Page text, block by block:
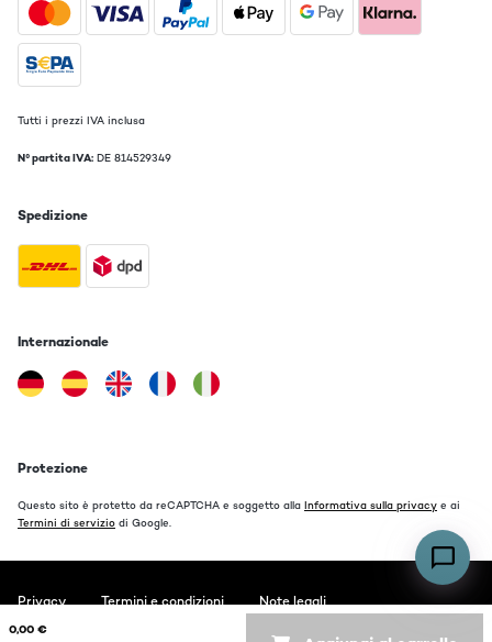
0,00 €
Tutti i prezzi IVA inclusa
N° partita IVA: DE 814529349
Spedizione
Internazionale
Protezione
Questo sito è protetto da reCAPTCHA e soggetto alla Informativa sulla privacy e ai
Termini di servizio di Google.
Privacy Termini e condizioni Note legali